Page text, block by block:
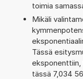
toimia
Mikäli
Tässä
eksponenttiin,
tässä 7,034